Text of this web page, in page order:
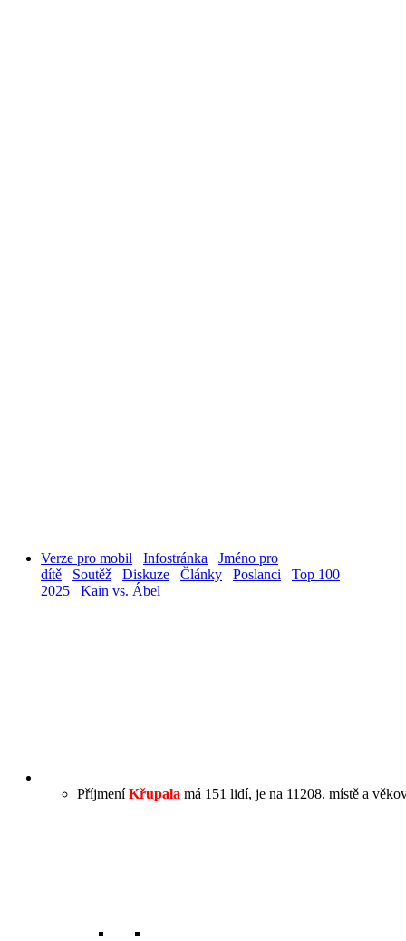
Verze pro mobil Infostránka
Jméno pro
dítě
Soutěž Diskuze Články Poslanci
Top 100
2025
Kain vs. Ábel
PříjmeníKřupala má 151 lidí, je na 11208. místě a